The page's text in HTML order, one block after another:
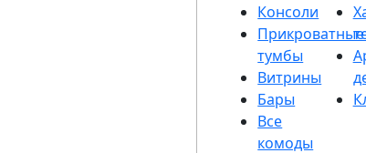
Консоли
Прикроватные
тумбы
Витрины
Бары